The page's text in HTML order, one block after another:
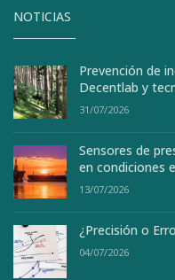
NOTICIAS
Prevención de
Decentlab y
31/07/2026
Sensores de
en condiciones
13/07/2026
¿Precisión o
04/07/2026